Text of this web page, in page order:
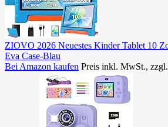
ZIOVO 2026 Neuestes Kinder Tablet 10
Eva Case-Blau
Bei Amazon kaufen Preis inkl. MwSt.,